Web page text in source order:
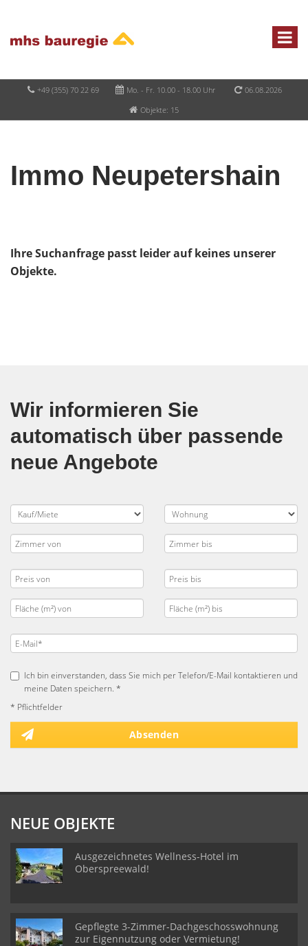
+49 (355) 70 22 69 Mo. - Fr. 10.00 - 18.00 Uhr
06.08.2026
Objekte: 15
Immo Neupetershain
Ihre Suchanfrage passt leider auf keines unserer
Objekte.
Wir informieren Sie
automatisch über passende
neue Angebote
Ich bin einverstanden, dass Sie mich per Telefon/E-Mail kontaktieren und
meine Daten speichern. *
* Pflichtfelder
Absenden
NEUE OBJEKTE
Ausgezeichnetes Wellness-Hotel im
Oberspreewald!
Gepflegte 3-Zimmer-Dachgeschosswohnung
zur Eigennutzung oder Vermietung!